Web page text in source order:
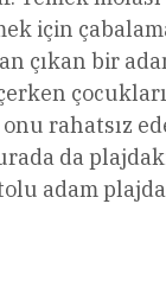
için
çıkan bir
rahatsız
da
adam